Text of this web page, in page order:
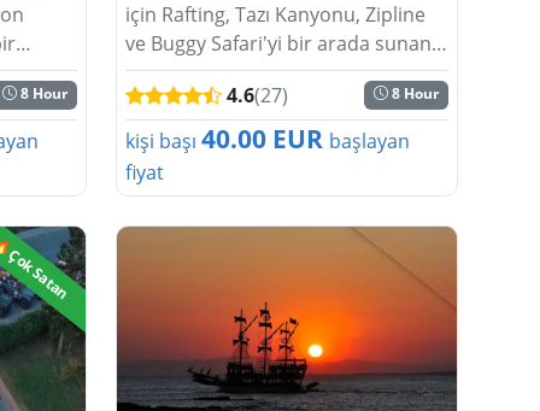
8 Hour
için Rafting, Tazı Kanyonu, Zipline
ve Buggy Safari'yi bir arada sunan
4'ü 1 arada turumuza katılın.
Doğanın kalbinde heyecan verici
anlar yaşarken, Alanya'nın
muhteşem manzaralar...
4.6(27) 8 Hour
kişi başı 40.00 EUR başlayan
fiyat
Satan